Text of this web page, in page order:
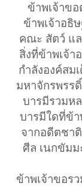
ข้าพเจ้าข
ข้าพเจ้าอธิ
คณะ สัตว์ แ
สิ่งที่ข้าพเจ้า
กำลังองค์สม
มหาจักรพรร
บารมีรวมห
บารมีใดที่ข้า
จากอดีตชา
ศีล เนกขัม
ข้าพเจ้าขอร